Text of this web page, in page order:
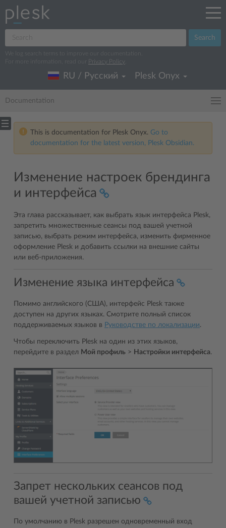
Search
We log search terms to improve our documentation.
For more information, read our
Privacy Policy
RU / Русский Plesk Onyx
Documentation
This is documentation for Plesk Onyx. Go to
documentation for the latest version, Plesk Obsidian.
Изменение настроек брендинга
и интерфейса
Эта глава рассказывает, как выбрать язык интерфейса Plesk,
запретить множественные сеансы под вашей учетной
записью, выбрать режим интерфейса, изменить фирменное
оформление Plesk и добавить ссылки на внешние сайты
или веб-приложения.
Изменение языка интерфейса
Помимо английского (США), интерфейс Plesk также
доступен на других языках. Смотрите полный список
поддерживаемых языков в Руководстве по локализации.
Чтобы переключить Plesk на один из этих языков,
перейдите в раздел Мой профиль > Настройки интерфейса.
Запрет нескольких сеансов под
вашей учетной записью
По умолчанию в Plesk разрешен одновременный вход